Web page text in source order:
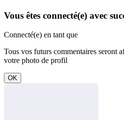
Vous êtes connecté(e) avec
Connecté(e) en tant que
Tous vos futurs commentaires seront
votre photo de profil
OK